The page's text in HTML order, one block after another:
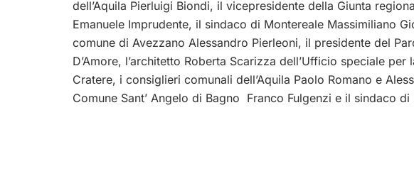
dell’Aquila Pierluigi Biondi, il vicepresidente della Giunta
Emanuele Imprudente, il sindaco di Montereale Massimiliano
comune di Avezzano Alessandro Pierleoni, il presidente del
D’Amore, l’architetto Roberta Scarizza dell’Ufficio speciale
Cratere, i consiglieri comunali dell’Aquila Paolo Romano e
Comune Sant’ Angelo di Bagno Franco Fulgenzi e il sindaco